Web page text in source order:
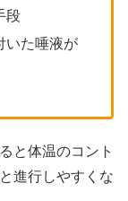
段
いた唾液が
と体温のコント
進行しやすくな